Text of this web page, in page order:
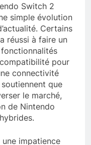
Switch 2
simple évolution
Certains
réussi à faire un
pour
connectivité
que
le marché,
de Nintendo
impatience